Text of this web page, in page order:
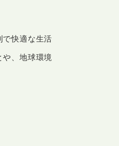
快適な生活
、地球環境